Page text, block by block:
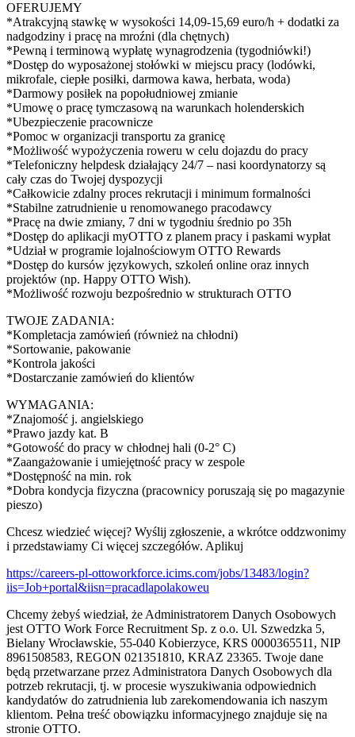
OFERUJEMY
*Atrakcyjną stawkę w wysokości 14,09-15,69 euro/h + dodatki za
nadgodziny i pracę na mroźni (dla chętnych)
*Pewną i terminową wypłatę wynagrodzenia (tygodniówki!)
*Dostęp do wyposażonej stołówki w miejscu pracy (lodówki,
mikrofale, ciepłe posiłki, darmowa kawa, herbata, woda)
*Darmowy posiłek na popołudniowej zmianie
*Umowę o pracę tymczasową na warunkach holenderskich
*Ubezpieczenie pracownicze
*Pomoc w organizacji transportu za granicę
*Możliwość wypożyczenia roweru w celu dojazdu do pracy
*Telefoniczny helpdesk działający 24/7 – nasi koordynatorzy są
cały czas do Twojej dyspozycji
*Całkowicie zdalny proces rekrutacji i minimum formalności
*Stabilne zatrudnienie u renomowanego pracodawcy
*Pracę na dwie zmiany, 7 dni w tygodniu średnio po 35h
*Dostęp do aplikacji myOTTO z planem pracy i paskami wypłat
*Udział w programie lojalnościowym OTTO Rewards
*Dostęp do kursów językowych, szkoleń online oraz innych
projektów (np. Happy OTTO Wish).
*Możliwość rozwoju bezpośrednio w strukturach OTTO
TWOJE ZADANIA:
*Kompletacja zamówień (również na chłodni)
*Sortowanie, pakowanie
*Kontrola jakości
*Dostarczanie zamówień do klientów
WYMAGANIA:
*Znajomość j. angielskiego
*Prawo jazdy kat. B
*Gotowość do pracy w chłodnej hali (0-2° C)
*Zaangażowanie i umiejętność pracy w zespole
*Dostępność na min. rok
*Dobra kondycja fizyczna (pracownicy poruszają się po magazynie
pieszo)
Chcesz wiedzieć więcej? Wyślij zgłoszenie, a wkrótce oddzwonimy
i przedstawiamy Ci więcej szczegółów. Aplikuj
https://careers-pl-ottoworkforce.icims.com/jobs/13483/login?
iis=Job+portal&iisn=pracadlapolakoweu
Chcemy żebyś wiedział, że Administratorem Danych Osobowych
jest OTTO Work Force Recruitment Sp. z o.o. Ul. Szwedzka 5,
Bielany Wrocławskie, 55-040 Kobierzyce, KRS 0000365511, NIP
8961508583, REGON 021351810, KRAZ 23365. Twoje dane
będą przetwarzane przez Administratora Danych Osobowych dla
potrzeb rekrutacji, tj. w procesie wyszukiwania odpowiednich
kandydatów do zatrudnienia lub zarekomendowania ich naszym
klientom. Pełna treść obowiązku informacyjnego znajduje się na
stronie OTTO.